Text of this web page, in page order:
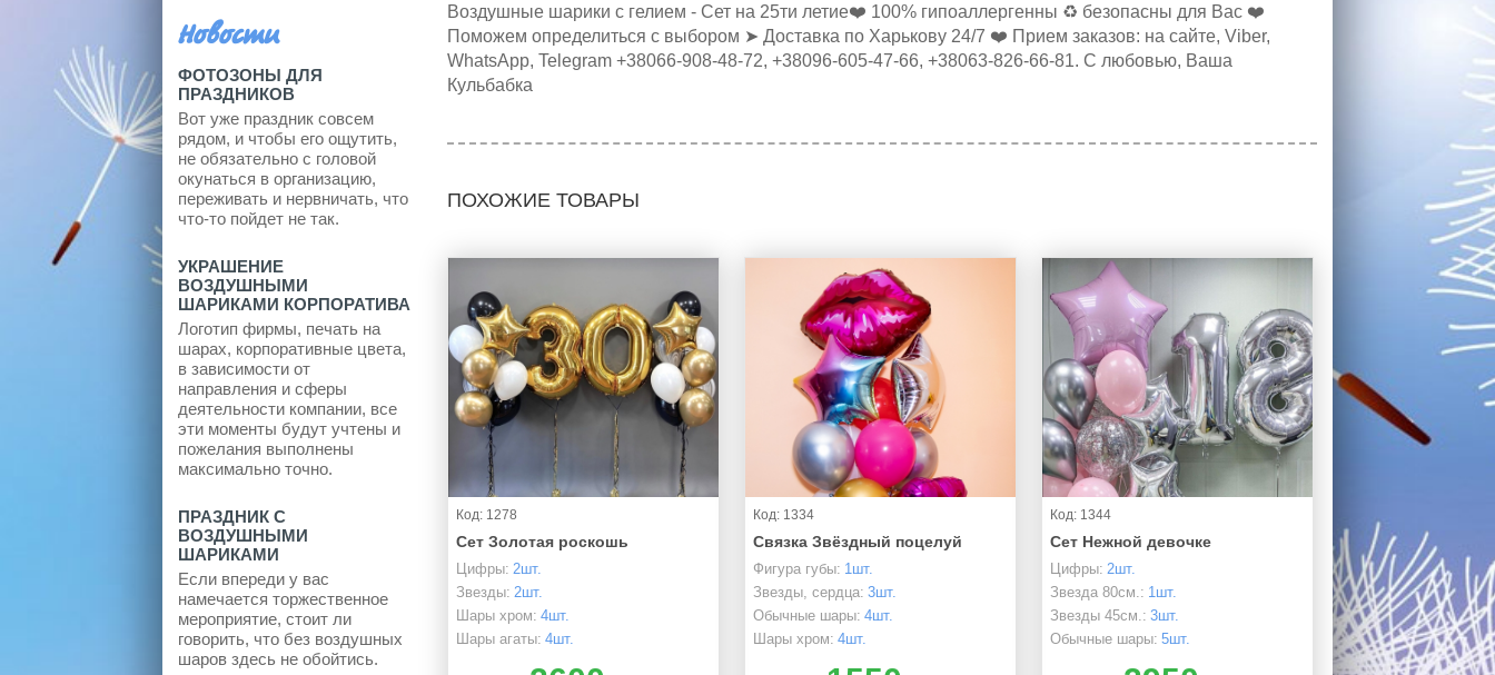
Новости
ФОТОЗОНЫ ДЛЯ
ПРАЗДНИКОВ
Вот уже праздник совсем
рядом, и чтобы его ощутить,
не обязательно с головой
окунаться в организацию,
переживать и нервничать, что
что-то пойдет не так.
УКРАШЕНИЕ
ВОЗДУШНЫМИ
ШАРИКАМИ КОРПОРАТИВА
Логотип фирмы, печать на
шарах, корпоративные цвета,
в зависимости от
направления и сферы
деятельности компании, все
эти моменты будут учтены и
пожелания выполнены
максимально точно.
ПРАЗДНИК С
ВОЗДУШНЫМИ
ШАРИКАМИ
Если впереди у вас
намечается торжественное
мероприятие, стоит ли
говорить, что без воздушных
шаров здесь не обойтись.
Воздушные шарики с гелием - Сет на 25ти летие❤️ 100% гипоаллергенны ♻️ безопасны для Вас ❤️
Поможем определиться с выбором ➤ Доставка по Харькову 24/7 ❤️ Прием заказов: на сайте, Viber,
WhatsApp, Telegram +38066-908-48-72, +38096-605-47-66, +38063-826-66-81. С любовью, Ваша
Кульбабка
ПОХОЖИЕ ТОВАРЫ
Код: 1278
Сет Золотая роскошь
Цифры: 2шт.
Звезды: 2шт.
Шары хром: 4шт.
Шары агаты: 4шт.
Код: 1334
Связка Звёздный поцелуй
Фигура губы: 1шт.
Звезды, сердца: 3шт.
Обычные шары: 4шт.
Шары хром: 4шт.
Код: 1344
Сет Нежной девочке
Цифры: 2шт.
Звезда 80см.: 1шт.
Звезды 45см.: 3шт.
Обычные шары: 5шт.